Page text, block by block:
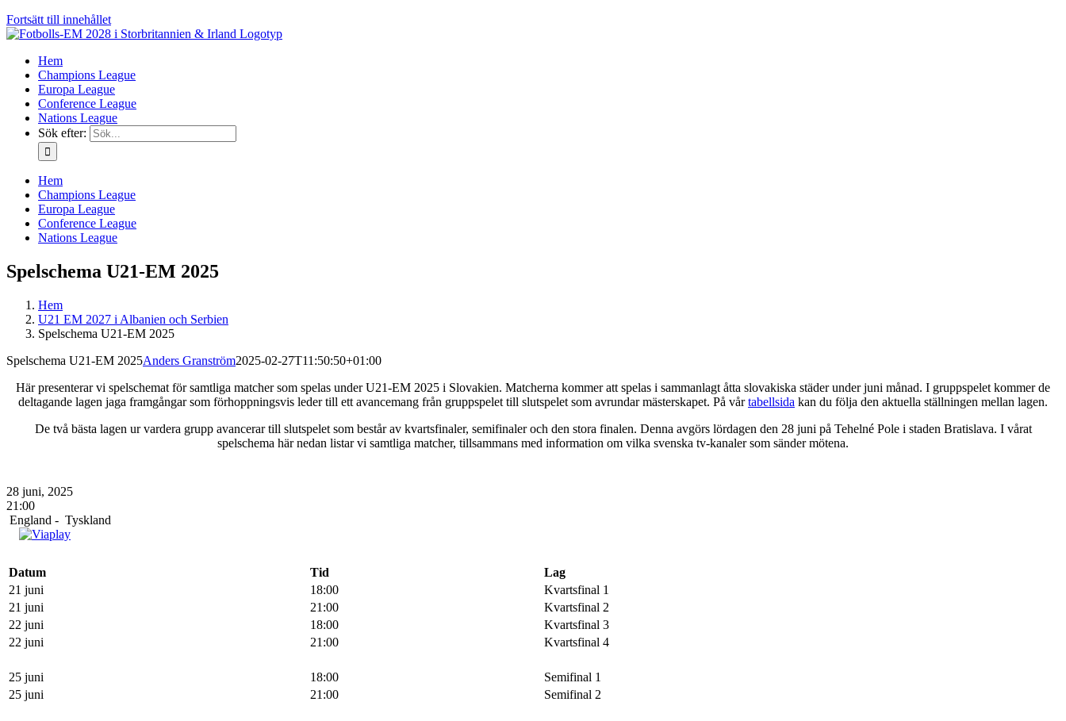
Fortsätt till innehållet
Hem
Champions League
Europa League
Conference League
Nations League
Sök efter:
Hem
Champions League
Europa League
Conference League
Nations League
Spelschema U21-EM 2025
Hem
U21 EM 2027 i Albanien och Serbien
Spelschema U21-EM 2025
Spelschema U21-EM 2025Anders Granström2025-02-27T11:50:50+01:00
Här presenterar vi spelschemat för samtliga matcher som spelas under U21-EM 2025 i Slovakien. Matcherna kommer att spelas i sammanlagt åtta slovakiska städer under juni månad. I gruppspelet kommer de
deltagande lagen jaga framgångar som förhoppningsvis leder till ett avancemang från gruppspelet till slutspelet som avrundar mästerskapet. På vårtabellsida kan du följa den aktuella ställningen mellan lagen.
De två bästa lagen ur vardera grupp avancerar till slutspelet som består av kvartsfinaler, semifinaler och den stora finalen. Denna avgörs lördagen den 28 juni på Tehelné Pole i staden Bratislava. I vårat
spelschema här nedan listar vi samtliga matcher, tillsammans med information om vilka svenska tv-kanaler som sänder mötena.
28 juni, 2025
21:00
England - Tyskland
Datum Tid
Lag
21 juni
18:00
Kvartsfinal 1
21 juni
21:00
Kvartsfinal 2
22 juni
18:00
Kvartsfinal 3
22 juni
21:00 Kvartsfinal 4
25 juni 18:00
Semifinal 1
25 juni
21:00 Semifinal 2